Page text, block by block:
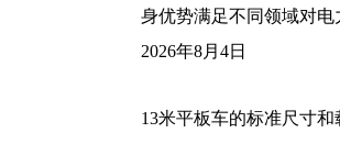
身优势满足不同领域对电
2026年8月4日
13米平板车的标准尺寸和